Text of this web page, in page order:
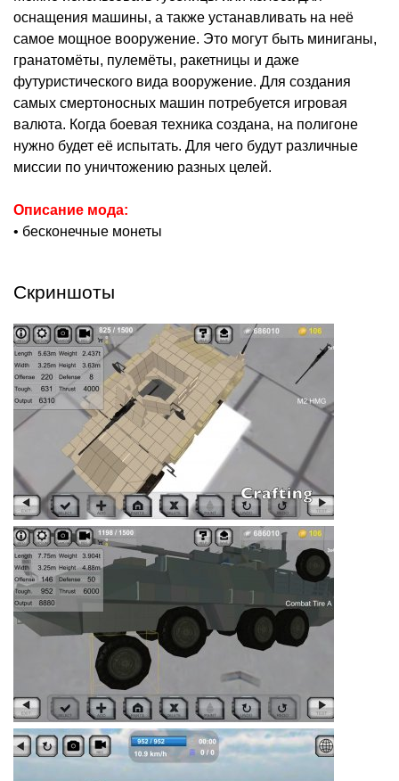
оснащения машины, а также устанавливать на неё
самое мощное вооружение. Это могут быть миниганы,
гранатомёты, пулемёты, ракетницы и даже
футуристического вида вооружение. Для создания
самых смертоносных машин потребуется игровая
валюта. Когда боевая техника создана, на полигоне
нужно будет её испытать. Для чего будут различные
миссии по уничтожению разных целей.
Описание мода:
• бесконечные монеты
Скриншоты